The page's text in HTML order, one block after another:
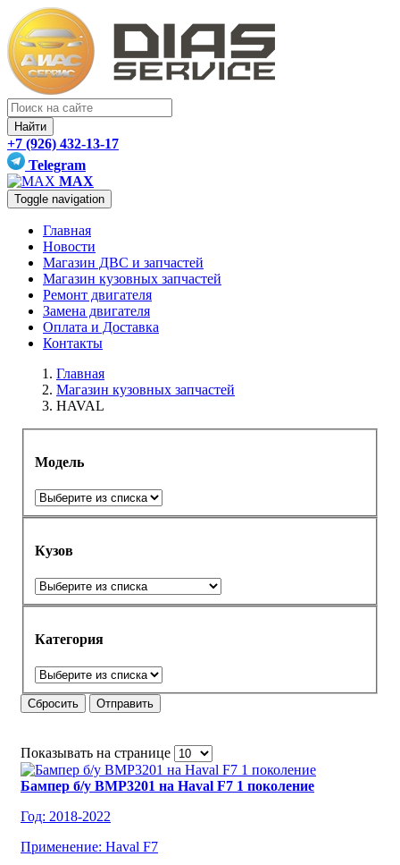
Найти
+7 (926) 432-13-17
Telegram
MAX
Toggle navigation
Главная
Новости
Магазин ДВС и запчастей
Магазин кузовных запчастей
Ремонт двигателя
Замена двигателя
Оплата и Доставка
Контакты
Главная
Магазин кузовных запчастей
HAVAL
Модель
Кузов
Категория
Сбросить Отправить
Показывать на странице
Бампер б/у BMP3201 на Haval F7 1 поколение
Год: 2018-2022
Применение: Haval F7